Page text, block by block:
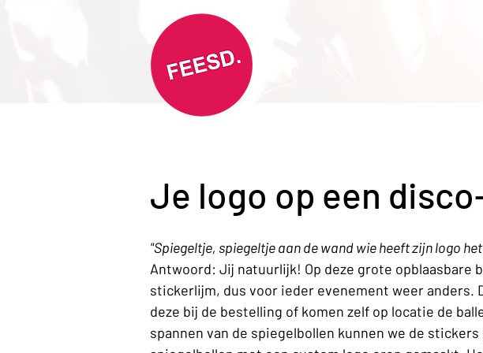
Je logo op een
"Spiegeltje, spiegeltje aan de wand wie heeft zijn logo
Antwoord: Jij natuurlijk! Op deze grote opblaasbare
stickerlijm, dus voor ieder evenement weer anders.
deze bij de bestelling of komen zelf op locatie de
spannen van de spiegelbollen kunnen we de